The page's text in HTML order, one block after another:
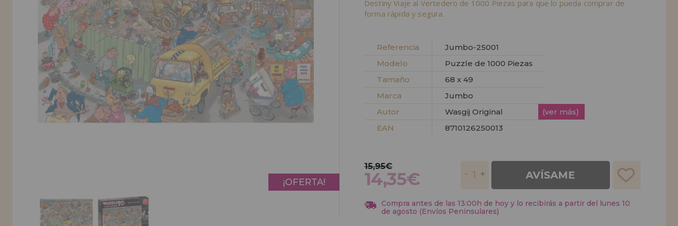
INFORMACIÓN
955 333 133
info@casadelpuzzle.com
Destiny Viaje al Vertedero de 1000 Piezas para que lo pueda comprar de
forma rápida y segura.
Referencia
Jumbo-25001
Modelo
Puzzle de 1000 Piezas
Tamaño
68 x 49
Marca
Jumbo
Autor
Wasgij Original
(ver más)
EAN
8710126250013
¡OFERTA!
15,95€
14,35€ AVÍSAME
Compra antes de las 13:00h de hoy y lo recibirás a partir del lunes 10
de agosto (Envíos Peninsulares)